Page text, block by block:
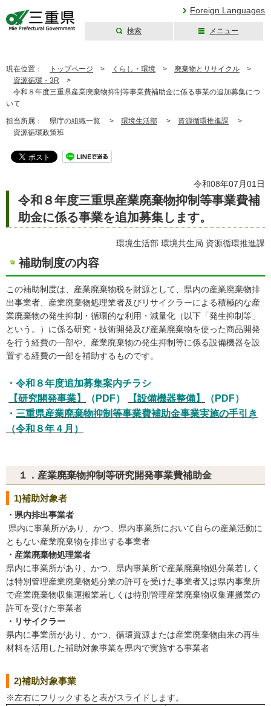
Foreign Languages
検索 メニュー
現在位置： トップページ > くらし・環境 > 廃棄物とリサイクル >
資源循環・3R >
令和８年度三重県産業廃棄物抑制等事業費補助金に係る事業の追加募集につ
いて
担当所属： 県庁の組織一覧 > 環境生活部 > 資源循環推進課 >
資源循環政策班
令和08年07月01日
令和８年度三重県産業廃棄物抑制等事業費補
助金に係る事業を追加募集します。
環境生活部 環境共生局 資源循環推進課
補助制度の内容
この補助制度は、産業廃棄物税を財源として、県内の産業廃棄物排
出事業者、産業廃棄物処理業者及びリサイクラーによる積極的な産
業廃棄物の発生抑制・循環的な利用・減量化（以下「発生抑制等」
という。）に係る研究・技術開発及び産業廃棄物を使った商品開発
を行う経費の一部や、産業廃棄物の発生抑制等に係る設備機器を設
置する経費の一部を補助するものです。
・令和８年度追加募集案内チラシ
【研究開発事業】 （PDF） 【設備機器整備】
（PDF）
・ 三重県産業廃棄物抑制等事業費補助金事業実施の手引き
（令和８年４月）
１．産業廃棄物抑制等研究開発事業費補助金
1)補助対象者
・県内排出事業者
​ 県内に事業所があり、かつ、県内事業所において自らの産業活動に
ともない産業廃棄物を排出する事業者
・産業廃棄物処理業者
県内に事業所があり、かつ、県内事業所で産業廃棄物処分業若しく
は特別管理産業廃棄物処分業の許可を受けた事業者又は県内事業所
で産業廃棄物収集運搬業若しくは特別管理産業廃棄物収集運搬業の
許可を受けた事業者
・リサイクラー
県内に事業所があり、かつ、循環資源または産業廃棄物由来の再生
材料を活用した補助対象事業を県内で実施する事業者
2)補助対象事業
※左右にフリックすると表がスライドします。